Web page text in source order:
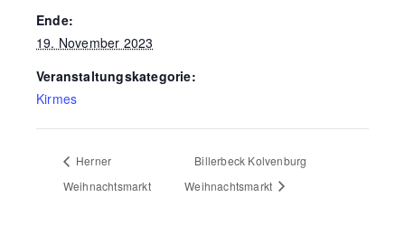
Ende:
19. November 2023
Veranstaltungskategorie:
Kirmes
Herner
Weihnachtsmarkt
Billerbeck Kolvenburg
Weihnachtsmarkt